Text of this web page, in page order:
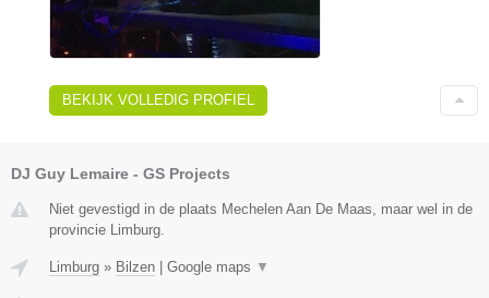
BEKIJK VOLLEDIG PROFIEL
DJ Guy Lemaire - GS Projects
Niet gevestigd in de plaats Mechelen Aan De Maas, maar wel in de
provincie Limburg.
Limburg » Bilzen Google maps ▼